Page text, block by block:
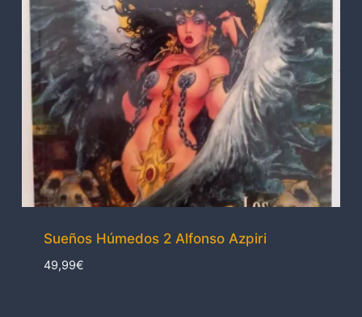
Sueños Húmedos 2 Alfonso Azpiri
49,99€